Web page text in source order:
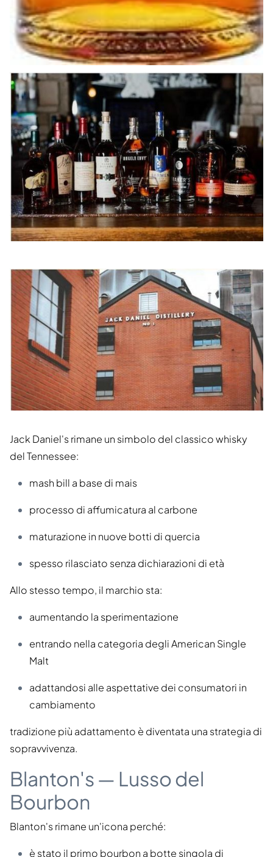
Jack Daniel's rimane un simbolo del classico whisky
del Tennessee:
mash bill a base di mais
processo di affumicatura al carbone
maturazione in nuove botti di quercia
spesso rilasciato senza dichiarazioni di età
Allo stesso tempo, il marchio sta:
aumentando la sperimentazione
entrando nella categoria degli American Single
Malt
adattandosi alle aspettative dei consumatori in
cambiamento
tradizione più adattamento è diventata una strategia di
sopravvivenza.
Blanton's — Lusso del
Bourbon
Blanton's rimane un'icona perché:
è stato il primo bourbon a botte singola di